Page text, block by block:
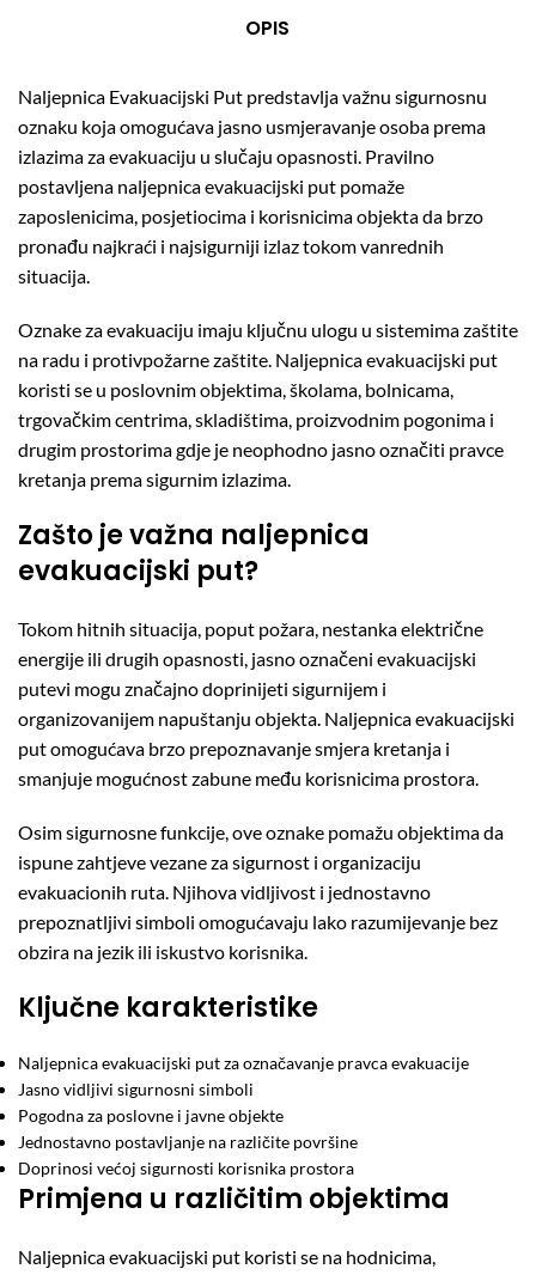
OPIS
Naljepnica Evakuacijski Put predstavlja važnu sigurnosnu
oznaku koja omogućava jasno usmjeravanje osoba prema
izlazima za evakuaciju u slučaju opasnosti. Pravilno
postavljena naljepnica evakuacijski put pomaže
zaposlenicima, posjetiocima i korisnicima objekta da brzo
pronađu najkraći i najsigurniji izlaz tokom vanrednih
situacija.
Oznake za evakuaciju imaju ključnu ulogu u sistemima zaštite
na radu i protivpožarne zaštite. Naljepnica evakuacijski put
koristi se u poslovnim objektima, školama, bolnicama,
trgovačkim centrima, skladištima, proizvodnim pogonima i
drugim prostorima gdje je neophodno jasno označiti pravce
kretanja prema sigurnim izlazima.
Zašto je važna naljepnica
evakuacijski put?
Tokom hitnih situacija, poput požara, nestanka električne
energije ili drugih opasnosti, jasno označeni evakuacijski
putevi mogu značajno doprinijeti sigurnijem i
organizovanijem napuštanju objekta. Naljepnica evakuacijski
put omogućava brzo prepoznavanje smjera kretanja i
smanjuje mogućnost zabune među korisnicima prostora.
Osim sigurnosne funkcije, ove oznake pomažu objektima da
ispune zahtjeve vezane za sigurnost i organizaciju
evakuacionih ruta. Njihova vidljivost i jednostavno
prepoznatljivi simboli omogućavaju lako razumijevanje bez
obzira na jezik ili iskustvo korisnika.
Ključne karakteristike
Naljepnica evakuacijski put za označavanje pravca evakuacije
Jasno vidljivi sigurnosni simboli
Pogodna za poslovne i javne objekte
Jednostavno postavljanje na različite površine
Doprinosi većoj sigurnosti korisnika prostora
Primjena u različitim objektima
Naljepnica evakuacijski put koristi se na hodnicima,